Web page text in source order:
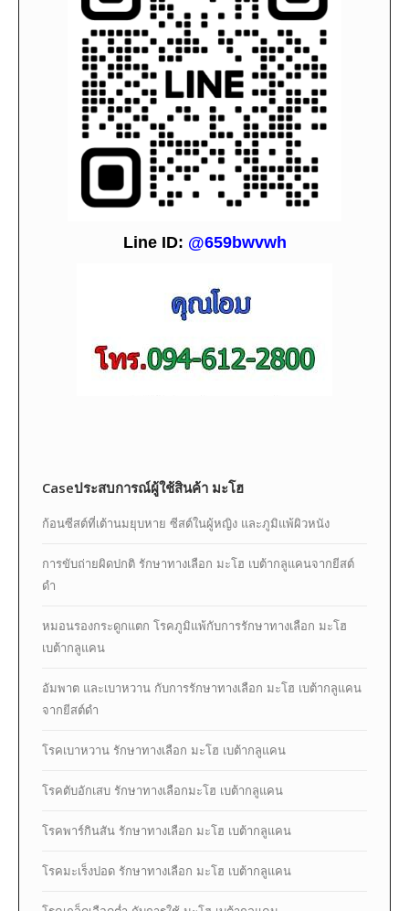
Line ID: @659bwvwh
Caseประสบการณ์ผู้ใช้สินค้า มะโฮ
ก้อนซีสต์ที่เต้านมยุบหาย ซีสต์ในผู้หญิง และภูมิแพ้ผิวหนัง
การขับถ่ายผิดปกติ รักษาทางเลือก มะโฮ เบต้ากลูแคนจากยีสต์
ดำ
หมอนรองกระดูกแตก โรคภูมิแพ้กับการรักษาทางเลือก มะโฮ
เบต้ากลูแคน
อัมพาต และเบาหวาน กับการรักษาทางเลือก มะโฮ เบต้ากลูแคน
จากยีสต์ดำ
โรคเบาหวาน รักษาทางเลือก มะโฮ เบต้ากลูแคน
โรคตับอักเสบ รักษาทางเลือกมะโฮ เบต้ากลูแคน
โรคพาร์กินสัน รักษาทางเลือก มะโฮ เบต้ากลูแคน
โรคมะเร็งปอด รักษาทางเลือก มะโฮ เบต้ากลูแคน